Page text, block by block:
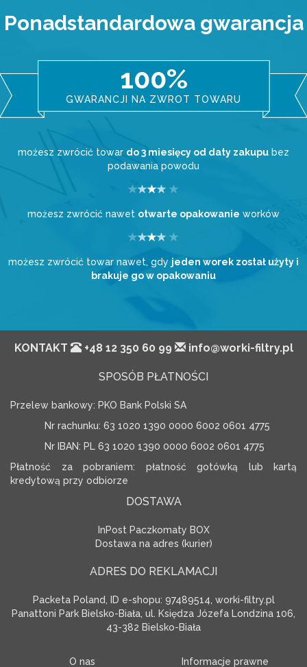
Ponadstandardowa gwarancja
100%
GWARANCJI NA ZWROT TOWARU
możesz zwrócić towar do 3 miesięcy od daty zakupu bez
podawania powodu
możesz zwrócić nawet otwarte opakowanie worków
możesz zwrócić towar nawet, gdy jeden worek został użyty i
brakuje go w opakowaniu
KONTAKT +48 12 350 60 99 info@worki-filtry.pl
SPOSÓB PŁATNOŚCI
Przelew bankowy: PKO Bank Polski SA
Nr rachunku: 63 1020 1390 0000 6002 0601 4775
Nr IBAN: PL 63 1020 1390 0000 6002 0601 4775
Płatność za pobraniem: płatność gotówką lub kartą
kredytową przy odbiorze
DOSTAWA
InPost Paczkomaty BOX
Dostawa na adres (kurier)
ADRES DO REKLAMACJI
Packeta Poland, ID e-shopu: 97489514, worki-filtry.pl
Panattoni Park Bielsko-Biała, ul. Księdza Józefa Londzina 106,
43-382 Bielsko-Biała
O nas Informacje prawne